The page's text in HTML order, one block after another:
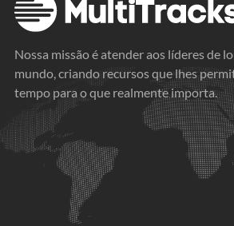
Nossa missão é atender aos líderes de
mundo, criando recursos que lhes
tempo para o que realmente importa.